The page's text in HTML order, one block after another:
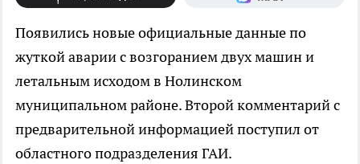
Появились новые официальные данные по
жуткой аварии с возгоранием двух машин и
летальным исходом в Нолинском
муниципальном районе. Второй комментарий с
предварительной информацией поступил от
областного подразделения ГАИ.